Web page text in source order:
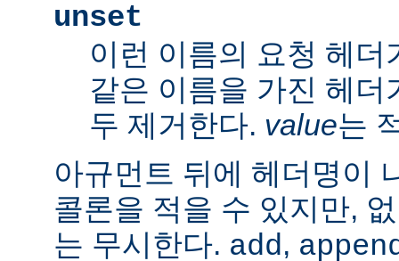
unset
이런 이름의 요청 헤
같은 이름을 가진 헤
두 제거한다. value는
아규먼트 뒤에 헤더명이
콜론을 적을 수 있지만,
는 무시한다. add,